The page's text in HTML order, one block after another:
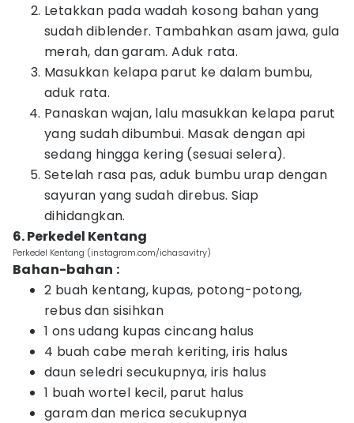
Letakkan pada wadah kosong bahan yang
sudah diblender. Tambahkan asam jawa, gula
merah, dan garam. Aduk rata.
Masukkan kelapa parut ke dalam bumbu,
aduk rata.
Panaskan wajan, lalu masukkan kelapa parut
yang sudah dibumbui. Masak dengan api
sedang hingga kering (sesuai selera).
Setelah rasa pas, aduk bumbu urap dengan
sayuran yang sudah direbus. Siap
dihidangkan.
6. Perkedel Kentang
Perkedel Kentang (instagram.com/ichasavitry)
Bahan-bahan :
2 buah kentang, kupas, potong-potong,
rebus dan sisihkan
1 ons udang kupas cincang halus
4 buah cabe merah keriting, iris halus
daun seledri secukupnya, iris halus
1 buah wortel kecil, parut halus
garam dan merica secukupnya